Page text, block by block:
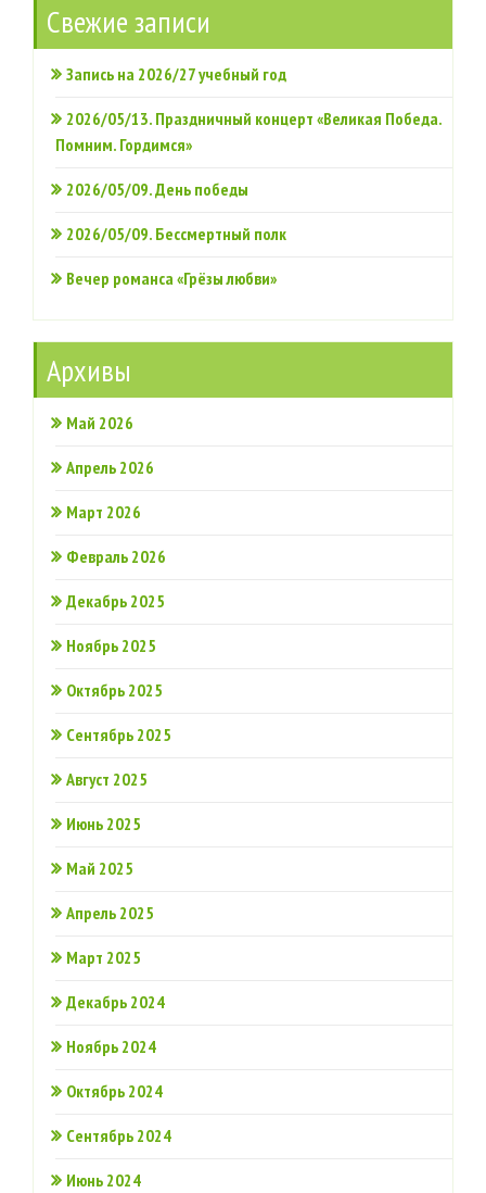
Свежие записи
Запись на 2026/27 учебный год
2026/05/13. Праздничный концерт «Великая Победа.
Помним. Гордимся»
2026/05/09. День победы
2026/05/09. Бессмертный полк
Вечер романса «Грёзы любви»
Архивы
Май 2026
Апрель 2026
Март 2026
Февраль 2026
Декабрь 2025
Ноябрь 2025
Октябрь 2025
Сентябрь 2025
Август 2025
Июнь 2025
Май 2025
Апрель 2025
Март 2025
Декабрь 2024
Ноябрь 2024
Октябрь 2024
Сентябрь 2024
Июнь 2024